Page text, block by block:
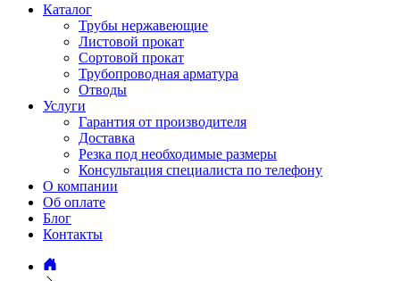
Каталог
Трубы нержавеющие
Листовой прокат
Сортовой прокат
Трубопроводная арматура
Отводы
Услуги
Гарантия от производителя
Доставка
Резка под необходимые размеры
Консультация специалиста по телефону
О компании
Об оплате
Блог
Контакты